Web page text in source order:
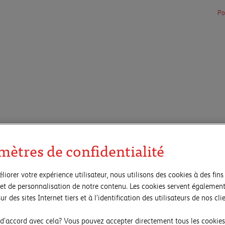
et pourtant expressives, imposantes, à la fois
: les sculptures du Français Jean Mauboulès
se fondre en unités puissantes et harmonieuses.
créer de telles unités esthétiques et les rendre
de façonnage, mais aussi de ce qui serait de trop,
de confidentialité
votre expérience utilisateur, nous utilisons des cookies à des
de personnalisation de notre contenu. Les cookies servent
des sites Internet tiers et à l’identification des utilisateurs de nos
avec cela? Vous pouvez accepter directement tous les